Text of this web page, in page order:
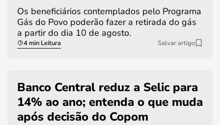
Os beneficiários contemplados pelo Programa
Gás do Povo poderão fazer a retirada do gás
a partir do dia 10 de agosto.
4 min Leitura Salvar artigo
Banco Central reduz a Selic para
14% ao ano; entenda o que muda
após decisão do Copom